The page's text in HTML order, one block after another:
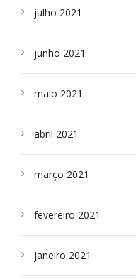
julho 2021
junho 2021
maio 2021
abril 2021
março 2021
fevereiro 2021
janeiro 2021